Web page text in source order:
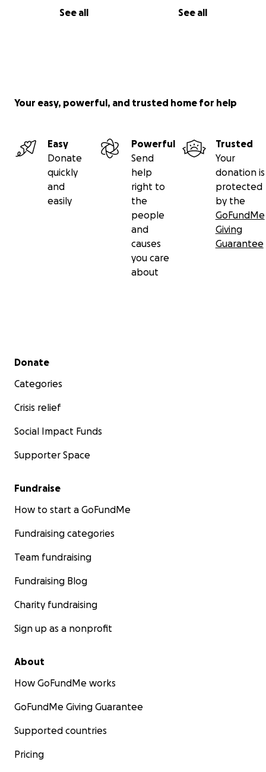
See all See all
Your easy, powerful, and trusted home for help
Easy
Donate
quickly
and
easily
Powerful
Send
help
right to
the
people
and
causes
you care
about
Trusted
Your
donation is
protected
by the
GoFundMe
Giving
Guarantee
Secondary menu
Donate
Categories
Crisis relief
Social Impact Funds
Supporter Space
Fundraise
How to start a GoFundMe
Fundraising categories
Team fundraising
Fundraising Blog
Charity fundraising
Sign up as a nonprofit
About
How GoFundMe works
GoFundMe Giving Guarantee
Supported countries
Pricing